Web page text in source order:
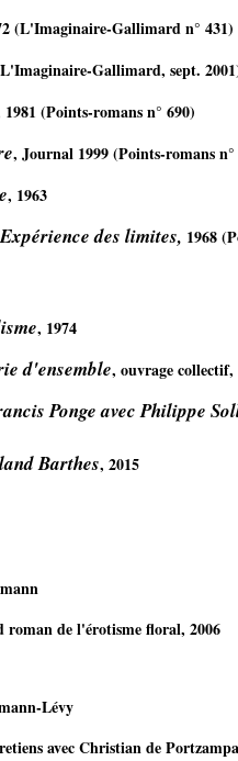
(L'Imaginaire-Gallimard n° 431)
Gallimard, sept.
(Points-romans n° 690)
, Journal 1999 (Points-romans
, 1963
des limites, 1968
, 1974
d'ensemble, ouvrage
Ponge avec Philippe
Barthes, 2015
roman de l'érotisme floral, 2006
Lévy
avec Christian de